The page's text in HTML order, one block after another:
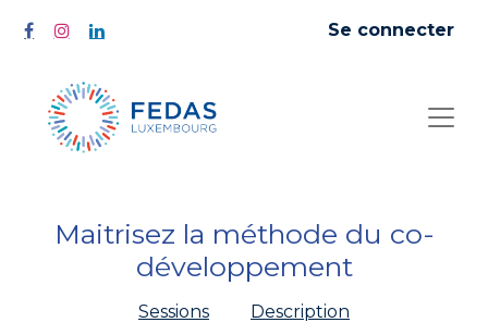
Se connecter
Maitrisez la méthode du co-
développement
Sessions Description